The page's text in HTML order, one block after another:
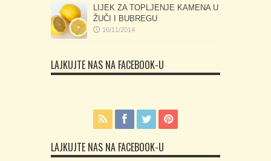
LIJEK ZA TOPLJENJE KAMENA U
ŽUČI I BUBREGU
16/11/2014
LAJKUJTE NAS NA FACEBOOK-U
LAJKUJTE NAS NA FACEBOOK-U